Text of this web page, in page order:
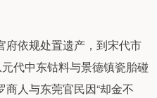
府依规处置遗产，到宋代市
代中东钴料与景德镇瓷胎碰
人与东莞官民因“却金不